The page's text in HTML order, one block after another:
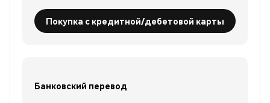
Покупка с кредитной/дебетовой карты
Банковский перевод